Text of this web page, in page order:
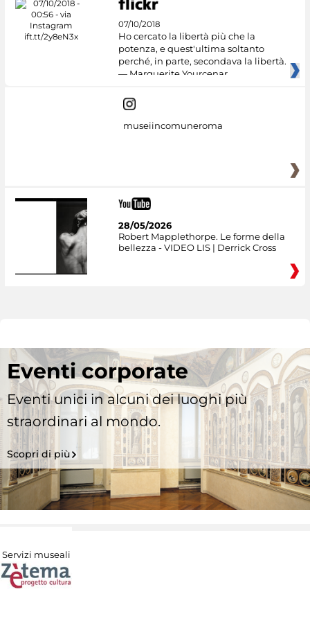
07/10/2018
Ho cercato la libertà più che la
potenza, e quest'ultima soltanto
perché, in parte, secondava la libertà.
— Marguerite Yourcenar
museiincomuneroma
28/05/2026
Robert Mapplethorpe. Le forme della
bellezza - VIDEO LIS | Derrick Cross
Eventi corporate
Eventi unici in alcuni dei luoghi più
straordinari al mondo.
Scopri di più
Servizi museali